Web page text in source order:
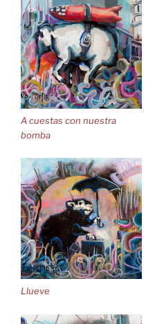
A cuestas con nuestra
bomba
Llueve